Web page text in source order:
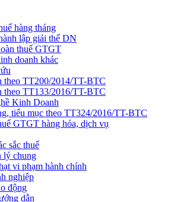
hàng tháng
lập giải thể DN
thuế GTGT
doanh khác
theo TT200/2014/TT-BTC
theo TT133/2016/TT-BTC
Kinh Doanh
tiểu mục theo TT324/2016/TT-BTC
GTGT hàng hóa, dịch vụ
sắc thuế
lý chung
vi phạm hành chính
nghiệp
động
dẫn